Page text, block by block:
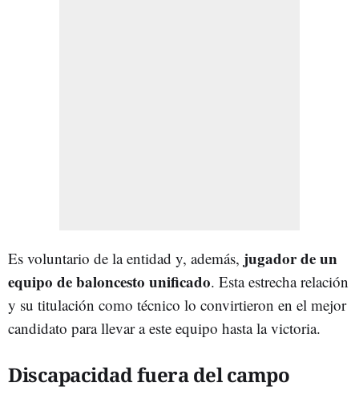
Es voluntario de la entidad y, además, jugador de un
equipo de baloncesto unificado. Esta estrecha relación
y su titulación como técnico lo convirtieron en el mejor
candidato para llevar a este equipo hasta la victoria.
Discapacidad fuera del campo